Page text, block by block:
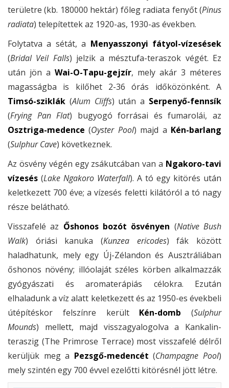
területre (kb. 180000 hektár) főleg radiata fenyőt (Pinus
radiata) telepítettek az 1920-as, 1930-as években.
Folytatva a sétát, a Menyasszonyi fátyol-vízesések
(Bridal Veil Falls) jelzik a mésztufa-teraszok végét. Ez
után jön a Wai-O-Tapu-gejzír, mely akár 3 méteres
magasságba is kilőhet 2-36 órás időközönként. A
Timsó-sziklák (Alum Cliffs) után a Serpenyő-fennsík
(Frying Pan Flat) bugyogó forrásai és fumarolái, az
Osztriga-medence (Oyster Pool) majd a Kén-barlang
(Sulphur Cave) következnek.
Az ösvény végén egy zsákutcában van a Ngakoro-tavi
vízesés (Lake Ngakoro Waterfall). A tó egy kitörés után
keletkezett 700 éve; a vízesés feletti kilátóról a tó nagy
része belátható.
Visszafelé az Őshonos bozót ösvényen (Native Bush
Walk) óriási kanuka (Kunzea ericodes) fák között
haladhatunk, mely egy Új-Zélandon és Ausztráliában
őshonos növény; illóolaját széles körben alkalmazzák
gyógyászati és aromaterápiás célokra. Ezután
elhaladunk a víz alatt keletkezett és az 1950-es évekbeli
útépítéskor felszínre került Kén-domb (Sulphur
Mounds) mellett, majd visszagyalogolva a Kankalin-
teraszig (The Primrose Terrace) most visszafelé délről
kerüljük meg a Pezsgő-medencét (Champagne Pool)
mely szintén egy 700 évvel ezelőtti kitörésnél jött létre.